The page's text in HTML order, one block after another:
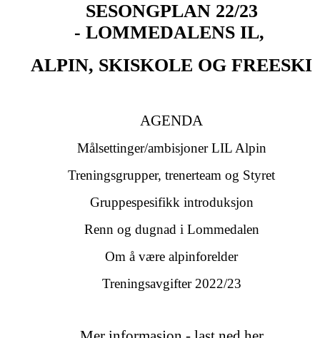
SESONGPLAN 22/23
- LOMMEDALENS IL,
ALPIN, SKISKOLE OG FREESKI
AGENDA
Målsettinger/ambisjoner LIL Alpin
Treningsgrupper, trenerteam og Styret
Gruppespesifikk introduksjon
Renn og dugnad i Lommedalen
Om å være alpinforelder
Treningsavgifter 2022/23